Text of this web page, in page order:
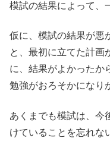
模試の結果によって、
仮に、模試の結果が悪
と、最初に立てた計画
に、結果がよかったか
勉強がおろそかになり
あくまでも模試は、今
けていることを忘れな